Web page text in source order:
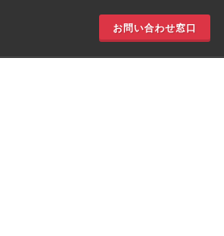
お問い合わせ窓口